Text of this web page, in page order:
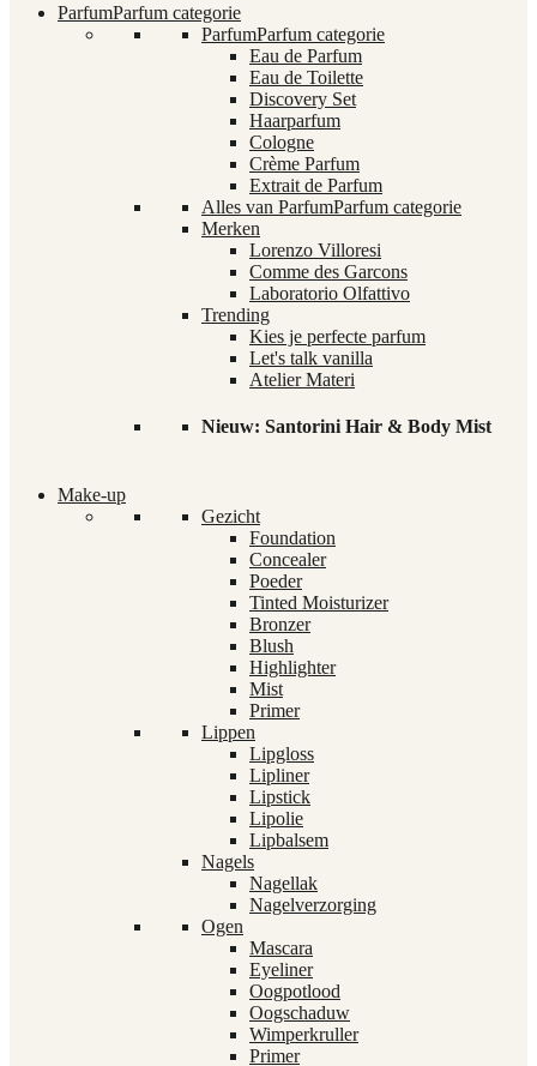
ParfumParfum categorie
ParfumParfum categorie
Eau de Parfum
Eau de Toilette
Discovery Set
Haarparfum
Cologne
Crème Parfum
Extrait de Parfum
Alles van ParfumParfum categorie
Merken
Lorenzo Villoresi
Comme des Garcons
Laboratorio Olfattivo
Trending
Kies je perfecte parfum
Let's talk vanilla
Atelier Materi
Nieuw: Santorini Hair & Body Mist
Make-up
Gezicht
Foundation
Concealer
Poeder
Tinted Moisturizer
Bronzer
Blush
Highlighter
Mist
Primer
Lippen
Lipgloss
Lipliner
Lipstick
Lipolie
Lipbalsem
Nagels
Nagellak
Nagelverzorging
Ogen
Mascara
Eyeliner
Oogpotlood
Oogschaduw
Wimperkruller
Primer